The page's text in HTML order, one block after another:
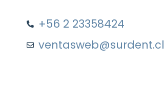
+56 2 23358424
ventasweb@surdent.cl